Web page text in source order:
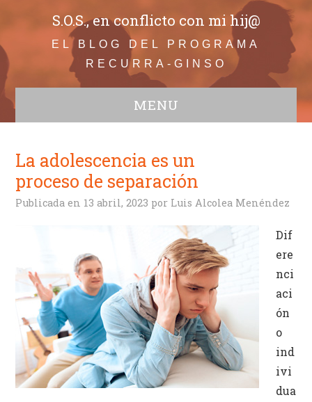
S.O.S., en conflicto con mi hij@
EL BLOG DEL PROGRAMA
RECURRA-GINSO
MENU
Todos
Adolescentes
Comunicación
Educación
Familia en conflicto
Crisis de convivencia
Conductas disruptivas
Identidad
Actividades Campus
La adolescencia es un
proceso de separación
Publicada en 13 abril, 2023 por Luis Alcolea Menéndez
Dif
ere
nci
aci
ón
o
ind
ivi
dua